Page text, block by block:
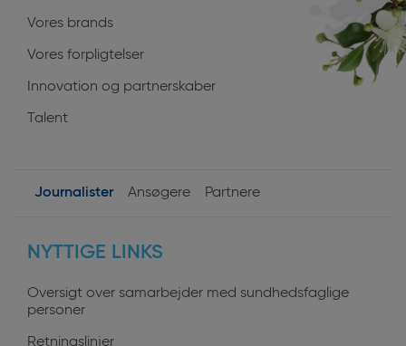
Vores brands
Vores forpligtelser
Innovation og partnerskaber
Talent
profiles
Journalister Ansøgere Partnere
NYTTIGE LINKS
Oversigt over samarbejder med sundhedsfaglige
personer
Retningslinjer